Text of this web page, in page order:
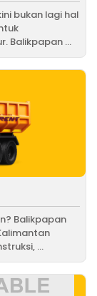
bukan lagi hal
Balikpapan ...
Balikpapan
...